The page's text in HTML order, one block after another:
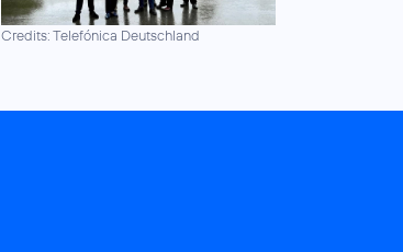
Credits: Telefónica Deutschland